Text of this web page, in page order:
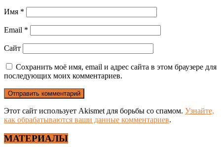
Имя *
Email *
Сайт
Сохранить моё имя, email и адрес сайта в этом браузере для
последующих моих комментариев.
Этот сайт использует Akismet для борьбы со спамом. Узнайте,
как обрабатываются ваши данные комментариев.
МАТЕРИАЛЫ